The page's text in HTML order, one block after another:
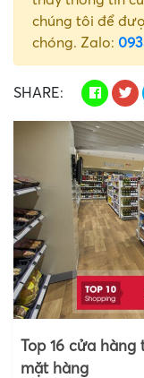
chúng tôi để
chóng. Zalo:
SHARE:
Top 16 cửa
mặt hàng